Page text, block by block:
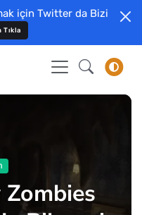
için Twitter da Bizi
Tıkla